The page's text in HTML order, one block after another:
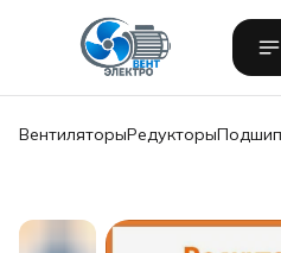
ВентиляторыРедукторы